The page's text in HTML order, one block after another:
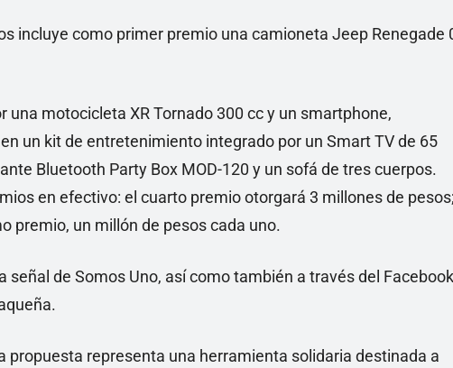
incluye como primer premio una camioneta Jeep Renegade
motocicleta XR Tornado 300 cc y un smartphone,
un kit de entretenimiento integrado por un Smart TV de 65
Bluetooth Party Box MOD-120 y un sofá de tres cuerpos.
en efectivo: el cuarto premio otorgará 3 millones de
premio, un millón de pesos cada uno.
señal de Somos Uno, así como también a través del Facebook
propuesta representa una herramienta solidaria destinada a